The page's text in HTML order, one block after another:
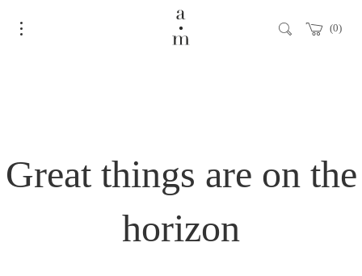
0
Great things are on the
horizon